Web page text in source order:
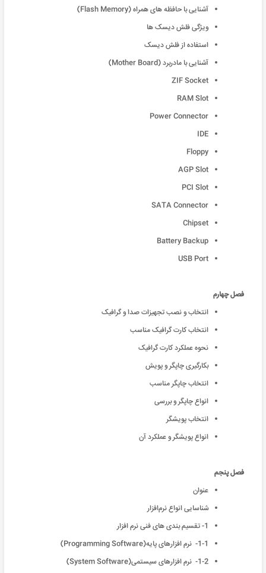
آشنایی با حافظه های همراه (Flash Memory)
ویژگی فلش دیسک ها
استفاده از فلش دیسک
آشنایی با مادربرد (Mother Board)
ZIF Socket
RAM Slot
Power Connector
IDE
Floppy
AGP Slot
PCI Slot
SATA Connector
Chipset
Battery Backup
USB Port
فصل چهارم
انتخاب و نصب تجهیزات صدا و گرافیک
انتخاب کارت گرافیک مناسب
نحوه عملکرد کارت گرافیک
بکارگیری چاپگر و پویش
انتخاب چاپگر مناسب
انواع چاپگر و بررسی
انتخاب پویشگر
انواع پویشگر و عملکرد آن
فصل پنجم
عنوان
شناسایی انواع نرم‌افزار
1- تقسیم بندی های فنی نرم افزار
1-1- نرم افزارهای پایه(Programming Software)
1-2- نرم افزارهای سیستمی(System Software)